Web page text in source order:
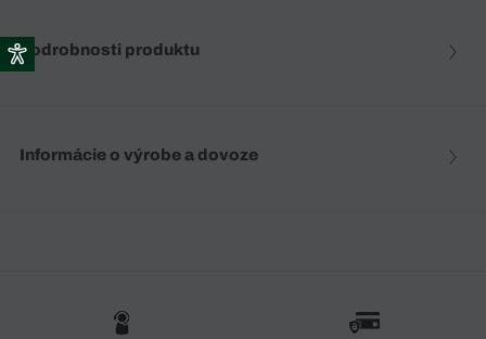
Podrobnosti produktu
Informácie o výrobe a dovoze